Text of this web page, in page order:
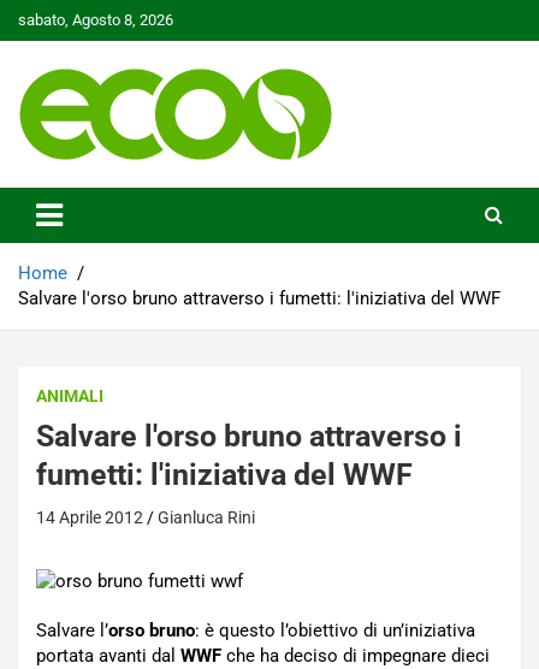
to
sabato, Agosto 8, 2026
Ecoo.it
Home
Salvare l'orso bruno attraverso i fumetti: l'iniziativa del WWF
ANIMALI
Salvare l'orso bruno attraverso i
fumetti: l'iniziativa del WWF
14 Aprile 2012 Gianluca Rini
Salvare l’orso bruno: è questo l’obiettivo di un’iniziativa
portata avanti dal WWF che ha deciso di impegnare dieci